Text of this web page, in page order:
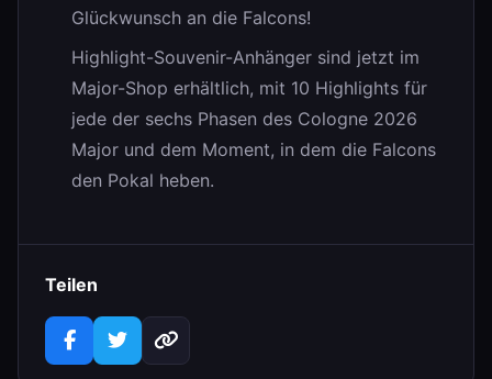
Glückwunsch an die Falcons!
Highlight-Souvenir-Anhänger sind jetzt im
Major-Shop erhältlich, mit 10 Highlights für
jede der sechs Phasen des Cologne 2026
Major und dem Moment, in dem die Falcons
den Pokal heben.
Teilen